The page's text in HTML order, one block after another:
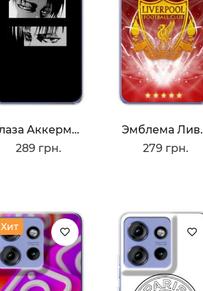
Глаза Аккермана
289 грн.
279 грн.
Хит